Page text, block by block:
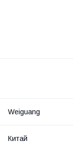
Weiguang
Китай